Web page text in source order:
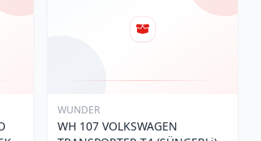
WUNDER
WH 107 VOLKSWAGEN